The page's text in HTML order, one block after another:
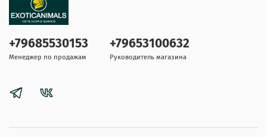
+79685530153
Менеджер по продажам
+79653100632
Руководитель магазина